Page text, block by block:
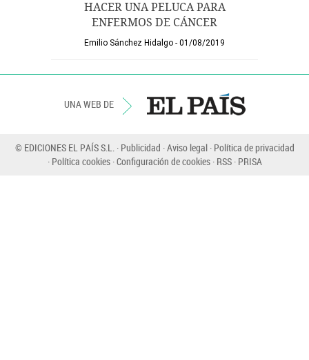
HACER UNA PELUCA PARA
ENFERMOS DE CÁNCER
Emilio Sánchez Hidalgo 01/08/2019
UNA WEB DE
© EDICIONES EL PAÍS S.L. Publicidad Aviso legal Política de privacidad
Política cookies Configuración de cookies RSS PRISA